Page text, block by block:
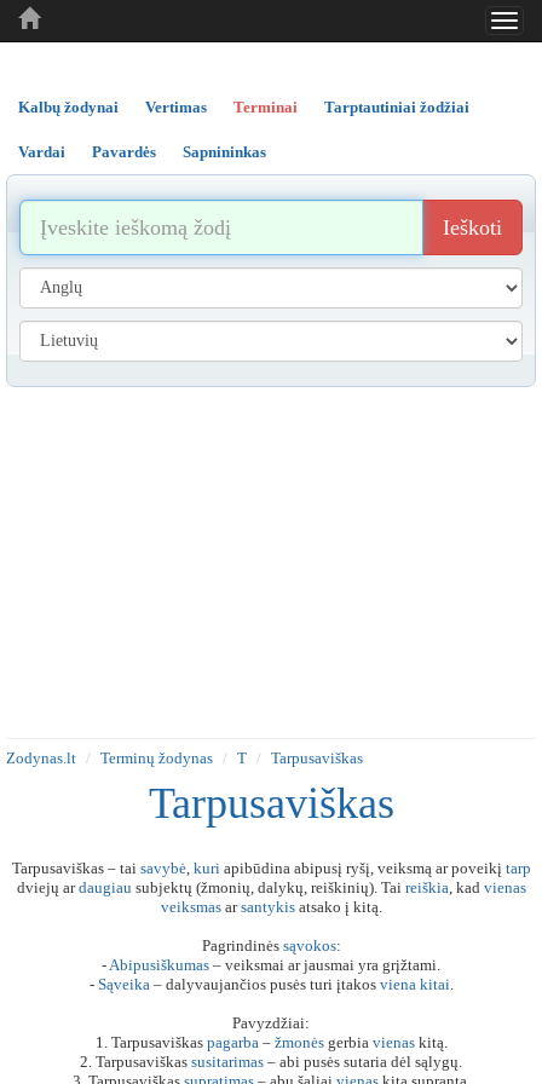
..
..
Kalbų žodynai Vertimas Terminai Tarptautiniai žodžiai
Vardai Pavardės Sapnininkas
Ieškoti
Zodynas.lt Terminų žodynas T Tarpusaviškas
Tarpusaviškas
Tarpusaviškas – tai savybė, kuriapibūdina abipusį ryšį, veiksmą ar poveikį tarp
dviejų ardaugiau subjektų (žmonių, dalykų, reiškinių). Tai reiškia, kad vienas
veiksmasarsantykisatsako į kitą.
Pagrindinės sąvokos:
-Abipusiškumas – veiksmai ar jausmai yra grįžtami.
- Sąveika– dalyvaujančios pusės turi įtakos viena kitai.
Pavyzdžiai:
1. Tarpusaviškas pagarba– žmonėsgerbia vienaskitą.
2. Tarpusaviškas susitarimas – abi pusės sutaria dėl sąlygų.